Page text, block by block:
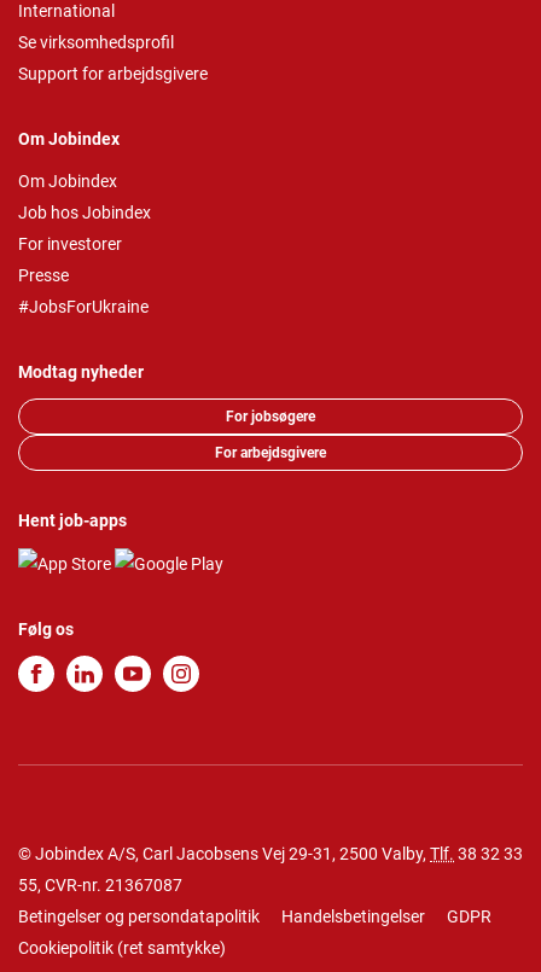
International
Se virksomhedsprofil
Support for arbejdsgivere
Om Jobindex
Om Jobindex
Job hos Jobindex
For investorer
Presse
#JobsForUkraine
Modtag nyheder
For jobsøgere
For arbejdsgivere
Hent job-apps
Følg os
© Jobindex A/S, Carl Jacobsens Vej 29-31, 2500 Valby, Tlf. 38 32 33
55, CVR-nr. 21367087
Betingelser og persondatapolitik
Handelsbetingelser
GDPR
Cookiepolitik (ret samtykke)